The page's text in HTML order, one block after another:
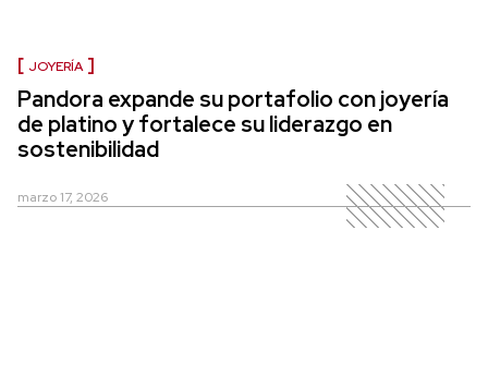
JOYERÍA
Pandora expande su portafolio con joyería
de platino y fortalece su liderazgo en
sostenibilidad
marzo 17, 2026